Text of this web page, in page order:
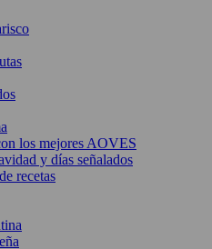
los mejores AOVES
y días señalados
recetas